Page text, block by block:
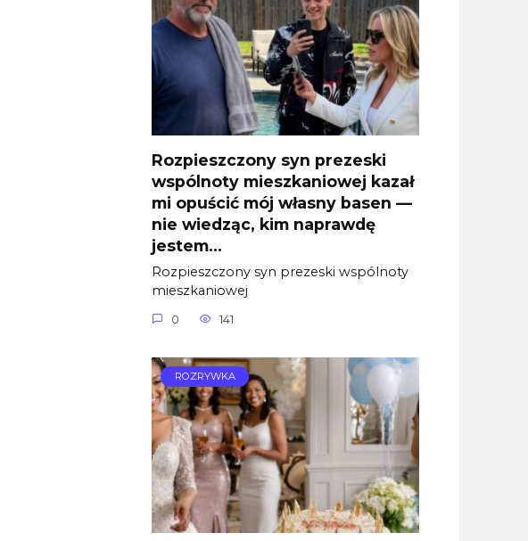
Rozpieszczony syn prezeski
wspólnoty mieszkaniowej kazał
mi opuścić mój własny basen —
nie wiedząc, kim naprawdę
jestem…
Rozpieszczony syn prezeski wspólnoty
mieszkaniowej
0 141
ROZRYWKA